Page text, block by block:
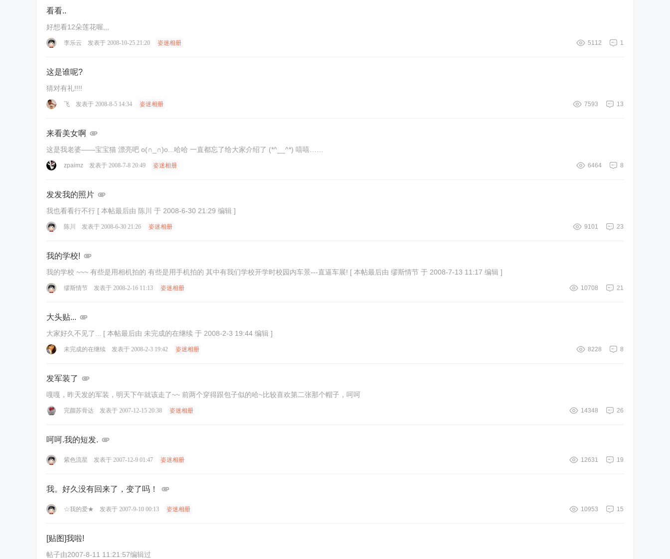
看看..
好想看12朵莲花喔,,,
1
5112
李乐云 发表于 2008-10-25 21:20 姿迷相册
这是谁呢?
猜对有礼!!!!
13
7593
飞 发表于 2008-8-5 14:34 姿迷相册
来看美女啊
这是我老婆——宝宝猫 漂亮吧 o(∩_∩)o...哈哈 一直都忘了给大家介绍了 (*^__^*) 嘻嘻……
8
6464
zpaimz 发表于 2008-7-8 20:49 姿迷相册
发发我的照片
我也看看行不行 [ 本帖最后由 陈川 于 2008-6-30 21:29 编辑 ]
23
9101
陈川 发表于 2008-6-30 21:26 姿迷相册
我的学校!
我的学校 ~~~ 有些是用相机拍的 有些是用手机拍的 其中有我们学校开学时校园内车景---直逼车展! [ 本帖最后由 缪斯情节 于 2008-7-13 11:17 编辑 ]
21
10708
缪斯情节 发表于 2008-2-16 11:13 姿迷相册
大头贴...
大家好久不见了... [ 本帖最后由 未完成的在继续 于 2008-2-3 19:44 编辑 ]
8
8228
未完成的在继续 发表于 2008-2-3 19:42 姿迷相册
发军装了
嘎嘎，昨天发的军装，明天下午就该走了~~ 前两个穿得跟包子似的哈~比较喜欢第二张那个帽子，呵呵
26
14348
完颜苏骨达 发表于 2007-12-15 20:38 姿迷相册
呵呵.我的短发.
19
12631
紫色流星 发表于 2007-12-9 01:47 姿迷相册
我。好久没有回来了，变了吗！
15
10953
☆我的爱★ 发表于 2007-9-10 00:13 姿迷相册
[贴图]我啦!
帖子由2007-8-11 11:21:57编辑过